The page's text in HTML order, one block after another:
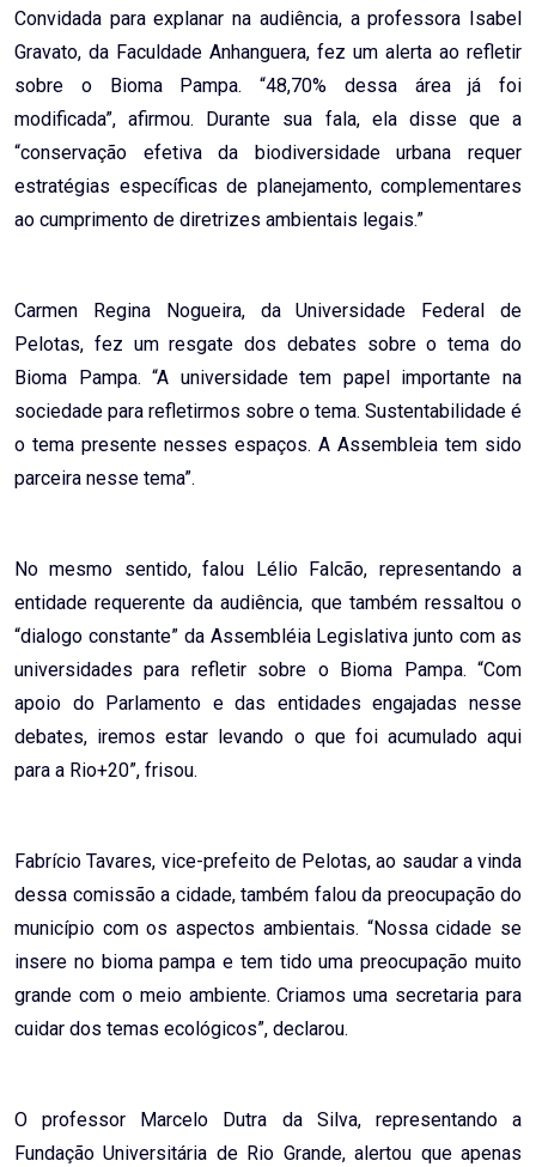
Convidada para explanar na audiência, a professora Isabel
Gravato, da Faculdade Anhanguera, fez um alerta ao refletir
sobre o Bioma Pampa. “48,70% dessa área já foi
modificada”, afirmou. Durante sua fala, ela disse que a
“conservação efetiva da biodiversidade urbana requer
estratégias específicas de planejamento, complementares
ao cumprimento de diretrizes ambientais legais.”
Carmen Regina Nogueira, da Universidade Federal de
Pelotas, fez um resgate dos debates sobre o tema do
Bioma Pampa. “A universidade tem papel importante na
sociedade para refletirmos sobre o tema. Sustentabilidade é
o tema presente nesses espaços. A Assembleia tem sido
parceira nesse tema”.
No mesmo sentido, falou Lélio Falcão, representando a
entidade requerente da audiência, que também ressaltou o
“dialogo constante” da Assembléia Legislativa junto com as
universidades para refletir sobre o Bioma Pampa. “Com
apoio do Parlamento e das entidades engajadas nesse
debates, iremos estar levando o que foi acumulado aqui
para a Rio+20”, frisou.
Fabrício Tavares, vice-prefeito de Pelotas, ao saudar a vinda
dessa comissão a cidade, também falou da preocupação do
município com os aspectos ambientais. “Nossa cidade se
insere no bioma pampa e tem tido uma preocupação muito
grande com o meio ambiente. Criamos uma secretaria para
cuidar dos temas ecológicos”, declarou.
O professor Marcelo Dutra da Silva, representando a
Fundação Universitária de Rio Grande, alertou que apenas